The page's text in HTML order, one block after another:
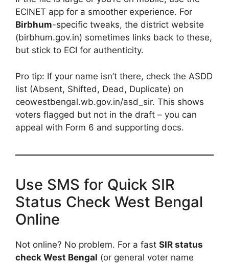
ECINET app for a smoother experience. For
Birbhum-specific tweaks, the district website
(birbhum.gov.in) sometimes links back to these,
but stick to ECI for authenticity.
Pro tip: If your name isn’t there, check the ASDD
list (Absent, Shifted, Dead, Duplicate) on
ceowestbengal.wb.gov.in/asd_sir. This shows
voters flagged but not in the draft – you can
appeal with Form 6 and supporting docs.
Use SMS for Quick SIR
Status Check West Bengal
Online
Not online? No problem. For a fast SIR status
check West Bengal (or general voter name